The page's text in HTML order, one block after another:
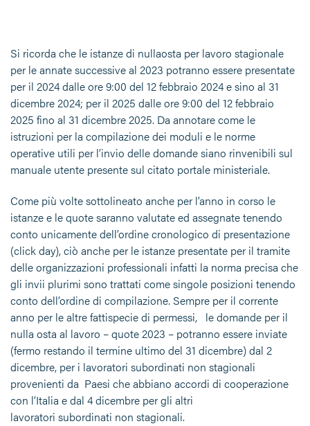
Si ricorda che le istanze di nullaosta per lavoro stagionale
per le annate successive al 2023 potranno essere presentate
per il 2024 dalle ore 9:00 del 12 febbraio 2024 e sino al 31
dicembre 2024; per il 2025 dalle ore 9:00 del 12 febbraio
2025 fino al 31 dicembre 2025. Da annotare come le
istruzioni per la compilazione dei moduli e le norme
operative utili per l’invio delle domande siano rinvenibili sul
manuale utente presente sul citato portale ministeriale.
Come più volte sottolineato anche per l’anno in corso le
istanze e le quote saranno valutate ed assegnate tenendo
conto unicamente dell’ordine cronologico di presentazione
(click day), ciò anche per le istanze presentate per il tramite
delle organizzazioni professionali infatti la norma precisa che
gli invii plurimi sono trattati come singole posizioni tenendo
conto dell’ordine di compilazione. Sempre per il corrente
anno per le altre fattispecie di permessi, le domande per il
nulla osta al lavoro – quote 2023 – potranno essere inviate
(fermo restando il termine ultimo del 31 dicembre) dal 2
dicembre, per i lavoratori subordinati non stagionali
provenienti da Paesi che abbiano accordi di cooperazione
con l’Italia e dal 4 dicembre per gli altri
lavoratori subordinati non stagionali.